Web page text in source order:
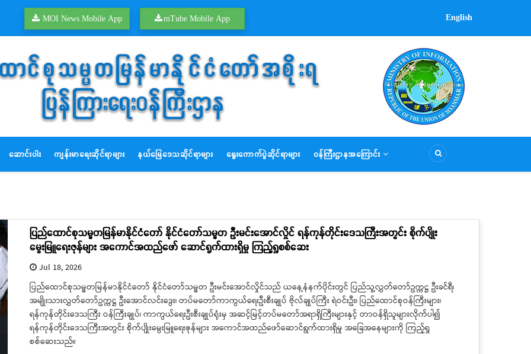
MOI News Mobile App mTube Mobile App English
ဆောင်းပါး ကျန်းမာရေးဆိုင်ရာများ နယ်မြေဒေသဆိုင်ရာများ ရွေးကောက်ပွဲဆိုင်ရာများ ဝန်ကြီးဌာနအကြောင်း
ပြည်ထောင်စုသမ္မတမြန်မာနိုင်ငံတော် နိုင်ငံတော်သမ္မတ ဦးမင်းအောင်လှိုင် ရန်ကုန်တိုင်းဒေသကြီးအတွင်း စိုက်ပျိုး
မွေးမြူရေးဇုန်များ အကောင်အထည်ဖော် ဆောင်ရွက်ထားရှိမှု ကြည့်ရှုစစ်ဆေး
Jul 18, 2026
ပြည်ထောင်စုသမ္မတမြန်မာနိုင်ငံတော် နိုင်ငံတော်သမ္မတ ဦးမင်းအောင်လှိုင်သည် ယနေ့နံနက်ပိုင်းတွင် ပြည်သူ့လွှတ်တော်ဥက္ကဋ္ဌ ဦးခင်ရီ၊
အမျိုးသားလွှတ်တော်ဥက္ကဋ္ဌ ဦးအောင်လင်းဒွေး၊ တပ်မတော်ကာကွယ်ရေးဦးစီးချုပ် ဗိုလ်ချုပ်ကြီး ရဲဝင်းဦး၊ ပြည်ထောင်စုဝန်ကြီးများ၊
ရန်ကုန်တိုင်းဒေသကြီး ဝန်ကြီးချုပ်၊ ကာကွယ်ရေးဦးစီးချုပ်ရုံးမှ အဆင့်မြင့်တပ်မတော်အရာရှိကြီးများနှင့် တာဝန်ရှိသူများလိုက်ပါ၍
ရန်ကုန်တိုင်းဒေသကြီးအတွင်း စိုက်ပျိုးမွေးမြူရေးဇုန်များ အကောင်အထည်ဖော်ဆောင်ရွက်ထားရှိမှု အခြေအနေများကို ကြည့်ရှု
စစ်ဆေးသည်။